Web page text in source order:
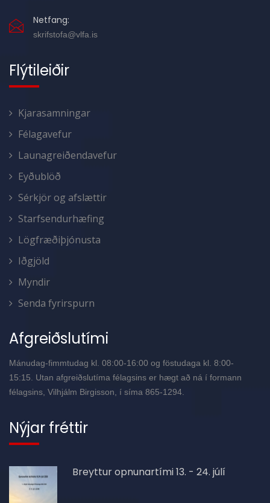
Netfang:
skrifstofa@vlfa.is
Flýtileiðir
Kjarasamningar
Félagavefur
Launagreiðendavefur
Eyðublöð
Sérkjör og afslættir
Starfsendurhæfing
Lögfræðiþjónusta
Iðgjöld
Myndir
Senda fyrirspurn
Afgreiðslutími
Mánudag-fimmtudag kl. 08:00-16:00 og föstudaga kl. 8:00-
15:15. Utan afgreiðslutíma félagsins er hægt að ná í formann
félagsins, Vilhjálm Birgisson, í síma 865-1294.
Nýjar fréttir
Breyttur opnunartími 13. - 24. júlí